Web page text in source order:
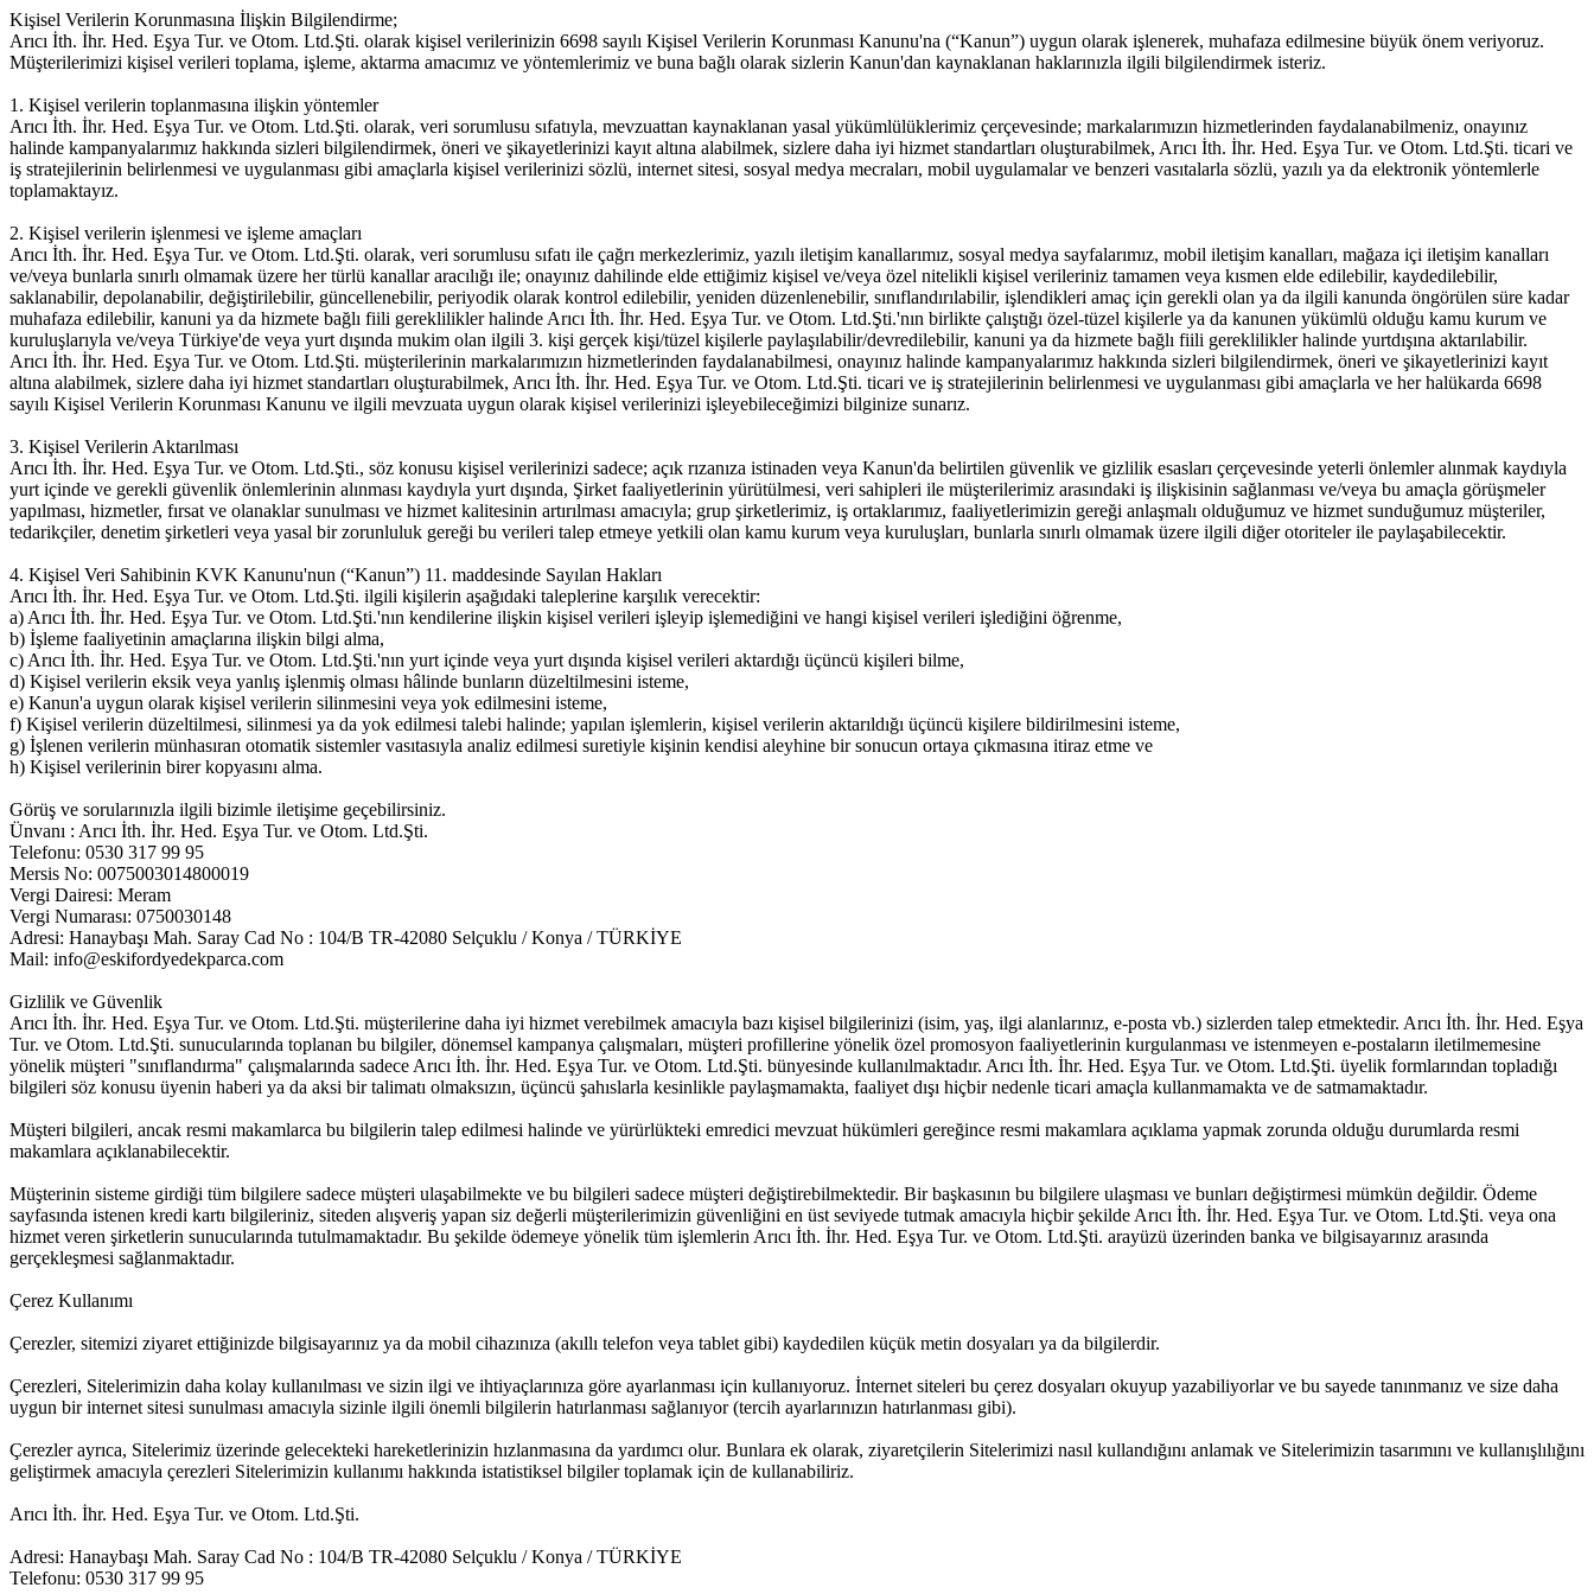
Kişisel Verilerin Korunmasına İlişkin Bilgilendirme;
Arıcı İth. İhr. Hed. Eşya Tur. ve Otom. Ltd.Şti. olarak kişisel verilerinizin 6698 sayılı Kişisel Verilerin Korunması Kanunu'na (“Kanun”) uygun olarak işlenerek, muhafaza edilmesine büyük önem veriyoruz.
Müşterilerimizi kişisel verileri toplama, işleme, aktarma amacımız ve yöntemlerimiz ve buna bağlı olarak sizlerin Kanun'dan kaynaklanan haklarınızla ilgili bilgilendirmek isteriz.
1. Kişisel verilerin toplanmasına ilişkin yöntemler
Arıcı İth. İhr. Hed. Eşya Tur. ve Otom. Ltd.Şti. olarak, veri sorumlusu sıfatıyla, mevzuattan kaynaklanan yasal yükümlülüklerimiz çerçevesinde; markalarımızın hizmetlerinden faydalanabilmeniz, onayınız
halinde kampanyalarımız hakkında sizleri bilgilendirmek, öneri ve şikayetlerinizi kayıt altına alabilmek, sizlere daha iyi hizmet standartları oluşturabilmek, Arıcı İth. İhr. Hed. Eşya Tur. ve Otom. Ltd.Şti. ticari ve
iş stratejilerinin belirlenmesi ve uygulanması gibi amaçlarla kişisel verilerinizi sözlü, internet sitesi, sosyal medya mecraları, mobil uygulamalar ve benzeri vasıtalarla sözlü, yazılı ya da elektronik yöntemlerle
toplamaktayız.
2. Kişisel verilerin işlenmesi ve işleme amaçları
Arıcı İth. İhr. Hed. Eşya Tur. ve Otom. Ltd.Şti. olarak, veri sorumlusu sıfatı ile çağrı merkezlerimiz, yazılı iletişim kanallarımız, sosyal medya sayfalarımız, mobil iletişim kanalları, mağaza içi iletişim kanalları
ve/veya bunlarla sınırlı olmamak üzere her türlü kanallar aracılığı ile; onayınız dahilinde elde ettiğimiz kişisel ve/veya özel nitelikli kişisel verileriniz tamamen veya kısmen elde edilebilir, kaydedilebilir,
saklanabilir, depolanabilir, değiştirilebilir, güncellenebilir, periyodik olarak kontrol edilebilir, yeniden düzenlenebilir, sınıflandırılabilir, işlendikleri amaç için gerekli olan ya da ilgili kanunda öngörülen süre kadar
muhafaza edilebilir, kanuni ya da hizmete bağlı fiili gereklilikler halinde Arıcı İth. İhr. Hed. Eşya Tur. ve Otom. Ltd.Şti.'nın birlikte çalıştığı özel-tüzel kişilerle ya da kanunen yükümlü olduğu kamu kurum ve
kuruluşlarıyla ve/veya Türkiye'de veya yurt dışında mukim olan ilgili 3. kişi gerçek kişi/tüzel kişilerle paylaşılabilir/devredilebilir, kanuni ya da hizmete bağlı fiili gereklilikler halinde yurtdışına aktarılabilir.
Arıcı İth. İhr. Hed. Eşya Tur. ve Otom. Ltd.Şti. müşterilerinin markalarımızın hizmetlerinden faydalanabilmesi, onayınız halinde kampanyalarımız hakkında sizleri bilgilendirmek, öneri ve şikayetlerinizi kayıt
altına alabilmek, sizlere daha iyi hizmet standartları oluşturabilmek, Arıcı İth. İhr. Hed. Eşya Tur. ve Otom. Ltd.Şti. ticari ve iş stratejilerinin belirlenmesi ve uygulanması gibi amaçlarla ve her halükarda 6698
sayılı Kişisel Verilerin Korunması Kanunu ve ilgili mevzuata uygun olarak kişisel verilerinizi işleyebileceğimizi bilginize sunarız.
3. Kişisel Verilerin Aktarılması
Arıcı İth. İhr. Hed. Eşya Tur. ve Otom. Ltd.Şti., söz konusu kişisel verilerinizi sadece; açık rızanıza istinaden veya Kanun'da belirtilen güvenlik ve gizlilik esasları çerçevesinde yeterli önlemler alınmak kaydıyla
yurt içinde ve gerekli güvenlik önlemlerinin alınması kaydıyla yurt dışında, Şirket faaliyetlerinin yürütülmesi, veri sahipleri ile müşterilerimiz arasındaki iş ilişkisinin sağlanması ve/veya bu amaçla görüşmeler
yapılması, hizmetler, fırsat ve olanaklar sunulması ve hizmet kalitesinin artırılması amacıyla; grup şirketlerimiz, iş ortaklarımız, faaliyetlerimizin gereği anlaşmalı olduğumuz ve hizmet sunduğumuz müşteriler,
tedarikçiler, denetim şirketleri veya yasal bir zorunluluk gereği bu verileri talep etmeye yetkili olan kamu kurum veya kuruluşları, bunlarla sınırlı olmamak üzere ilgili diğer otoriteler ile paylaşabilecektir.
4. Kişisel Veri Sahibinin KVK Kanunu'nun (“Kanun”) 11. maddesinde Sayılan Hakları
Arıcı İth. İhr. Hed. Eşya Tur. ve Otom. Ltd.Şti. ilgili kişilerin aşağıdaki taleplerine karşılık verecektir:
a) Arıcı İth. İhr. Hed. Eşya Tur. ve Otom. Ltd.Şti.'nın kendilerine ilişkin kişisel verileri işleyip işlemediğini ve hangi kişisel verileri işlediğini öğrenme,
b) İşleme faaliyetinin amaçlarına ilişkin bilgi alma,
c) Arıcı İth. İhr. Hed. Eşya Tur. ve Otom. Ltd.Şti.'nın yurt içinde veya yurt dışında kişisel verileri aktardığı üçüncü kişileri bilme,
d) Kişisel verilerin eksik veya yanlış işlenmiş olması hâlinde bunların düzeltilmesini isteme,
e) Kanun'a uygun olarak kişisel verilerin silinmesini veya yok edilmesini isteme,
f) Kişisel verilerin düzeltilmesi, silinmesi ya da yok edilmesi talebi halinde; yapılan işlemlerin, kişisel verilerin aktarıldığı üçüncü kişilere bildirilmesini isteme,
g) İşlenen verilerin münhasıran otomatik sistemler vasıtasıyla analiz edilmesi suretiyle kişinin kendisi aleyhine bir sonucun ortaya çıkmasına itiraz etme ve
h) Kişisel verilerinin birer kopyasını alma.
Görüş ve sorularınızla ilgili bizimle iletişime geçebilirsiniz.
Ünvanı : Arıcı İth. İhr. Hed. Eşya Tur. ve Otom. Ltd.Şti.
Telefonu: 0530 317 99 95
Mersis No: 0075003014800019
Vergi Dairesi: Meram
Vergi Numarası: 0750030148
Adresi: Hanaybaşı Mah. Saray Cad No : 104/B TR-42080 Selçuklu / Konya / TÜRKİYE
Mail: info@eskifordyedekparca.com
Gizlilik ve Güvenlik
Arıcı İth. İhr. Hed. Eşya Tur. ve Otom. Ltd.Şti. müşterilerine daha iyi hizmet verebilmek amacıyla bazı kişisel bilgilerinizi (isim, yaş, ilgi alanlarınız, e-posta vb.) sizlerden talep etmektedir. Arıcı İth. İhr. Hed. Eşya
Tur. ve Otom. Ltd.Şti. sunucularında toplanan bu bilgiler, dönemsel kampanya çalışmaları, müşteri profillerine yönelik özel promosyon faaliyetlerinin kurgulanması ve istenmeyen e-postaların iletilmemesine
yönelik müşteri "sınıflandırma" çalışmalarında sadece Arıcı İth. İhr. Hed. Eşya Tur. ve Otom. Ltd.Şti. bünyesinde kullanılmaktadır. Arıcı İth. İhr. Hed. Eşya Tur. ve Otom. Ltd.Şti. üyelik formlarından topladığı
bilgileri söz konusu üyenin haberi ya da aksi bir talimatı olmaksızın, üçüncü şahıslarla kesinlikle paylaşmamakta, faaliyet dışı hiçbir nedenle ticari amaçla kullanmamakta ve de satmamaktadır.
Müşteri bilgileri, ancak resmi makamlarca bu bilgilerin talep edilmesi halinde ve yürürlükteki emredici mevzuat hükümleri gereğince resmi makamlara açıklama yapmak zorunda olduğu durumlarda resmi
makamlara açıklanabilecektir.
Müşterinin sisteme girdiği tüm bilgilere sadece müşteri ulaşabilmekte ve bu bilgileri sadece müşteri değiştirebilmektedir. Bir başkasının bu bilgilere ulaşması ve bunları değiştirmesi mümkün değildir. Ödeme
sayfasında istenen kredi kartı bilgileriniz, siteden alışveriş yapan siz değerli müşterilerimizin güvenliğini en üst seviyede tutmak amacıyla hiçbir şekilde Arıcı İth. İhr. Hed. Eşya Tur. ve Otom. Ltd.Şti. veya ona
hizmet veren şirketlerin sunucularında tutulmamaktadır. Bu şekilde ödemeye yönelik tüm işlemlerin Arıcı İth. İhr. Hed. Eşya Tur. ve Otom. Ltd.Şti. arayüzü üzerinden banka ve bilgisayarınız arasında
gerçekleşmesi sağlanmaktadır.
Çerez Kullanımı
Çerezler, sitemizi ziyaret ettiğinizde bilgisayarınız ya da mobil cihazınıza (akıllı telefon veya tablet gibi) kaydedilen küçük metin dosyaları ya da bilgilerdir.
Çerezleri, Sitelerimizin daha kolay kullanılması ve sizin ilgi ve ihtiyaçlarınıza göre ayarlanması için kullanıyoruz. İnternet siteleri bu çerez dosyaları okuyup yazabiliyorlar ve bu sayede tanınmanız ve size daha
uygun bir internet sitesi sunulması amacıyla sizinle ilgili önemli bilgilerin hatırlanması sağlanıyor (tercih ayarlarınızın hatırlanması gibi).
Çerezler ayrıca, Sitelerimiz üzerinde gelecekteki hareketlerinizin hızlanmasına da yardımcı olur. Bunlara ek olarak, ziyaretçilerin Sitelerimizi nasıl kullandığını anlamak ve Sitelerimizin tasarımını ve kullanışlılığını
geliştirmek amacıyla çerezleri Sitelerimizin kullanımı hakkında istatistiksel bilgiler toplamak için de kullanabiliriz.
Arıcı İth. İhr. Hed. Eşya Tur. ve Otom. Ltd.Şti.
Adresi: Hanaybaşı Mah. Saray Cad No : 104/B TR-42080 Selçuklu / Konya / TÜRKİYE
Telefonu: 0530 317 99 95